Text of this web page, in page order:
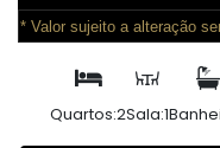
* Valor sujeito a alteração
Quartos:2Sala:1